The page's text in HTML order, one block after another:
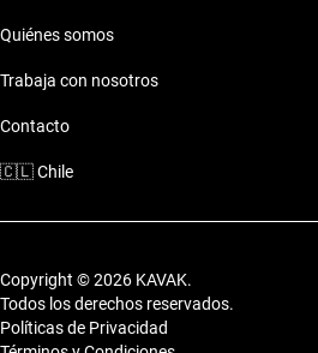
Quiénes somos
Trabaja con nosotros
Contacto
🇨🇱Chile
Copyright © 2026 KAVAK.
Todos los derechos reservados.
Políticas de Privacidad